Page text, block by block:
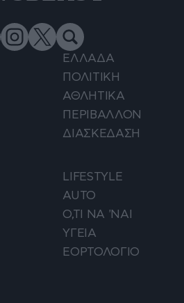
ΕΛΛΑΔΑ
ΠΟΛΙΤΙΚΗ
ΑΘΛΗΤΙΚΑ
ΠΕΡΙΒΑΛΛΟΝ
ΔΙΑΣΚΕΔΑΣΗ
LIFESTYLE
AUTO
Ο,ΤΙ ΝΑ 'ΝΑΙ
ΥΓΕΙΑ
ΕΟΡΤΟΛΟΓΙΟ